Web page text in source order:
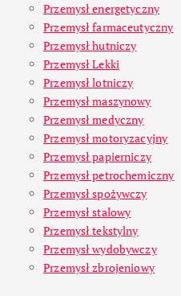
Przemysł energetyczny
Przemysł farmaceutyczny
Przemysł hutniczy
Przemysł Lekki
Przemysł lotniczy
Przemysł maszynowy
Przemysł medyczny
Przemysł motoryzacyjny
Przemysł papierniczy
Przemysł petrochemiczny
Przemysł spożywczy
Przemysł stalowy
Przemysł tekstylny
Przemysł wydobywczy
Przemysł zbrojeniowy